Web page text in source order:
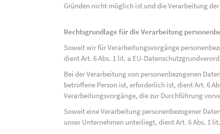
Gründen nicht möglich ist und die Verarbeitung
Rechtsgrundlage für die Verarbeitung
Soweit wir für Verarbeitungsvorgänge
dient Art. 6 Abs. 1 lit. a EU-
Bei der Verarbeitung von personenbezogenen
betroffene Person ist, erforderlich ist, dient Art. 6
Verarbeitungsvorgänge, die zur Durchführung
Soweit eine Verarbeitung personenbezogener
unser Unternehmen unterliegt, dient Art. 6 Abs. 1